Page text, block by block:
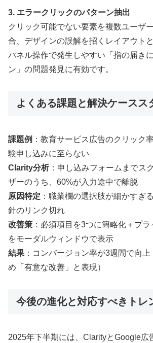
3. エラークリックのパターン抽出
クリック可能でない要素を複数ユーザ
合、デザインの誤解を招くレイアウト
パネル操作で発生しやすい「指の届き
ン」の問題発見に有効です。
よくある課題と解決ケースス
課題例 ：教育サービス広告のクリック
験申し込みに至らない
Clarity分析：申し込みフォームまでス
ザーのうち、60%が入力途中で離脱
原因特定 ：職業欄の選択肢が細かすぎ
針のリンク切れ
改善策 ：必須項目を3つに簡略化＋プ
をモーダルウィンドウで表示
結果 ：コンバージョン率が3週間で向
め「有意な改善」と表現）
今後の進化と対応すべきトレ
2025年下半期には、ClarityとGoogle広